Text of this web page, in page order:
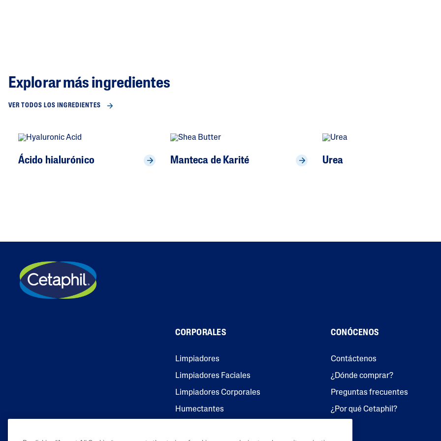
Explorar más ingredientes
VER TODOS LOS INGREDIENTES
Ácido hialurónico Manteca de Karité Urea
CORPORALES
Limpiadores
Limpiadores Faciales
Limpiadores Corporales
Humectantes
CONÓCENOS
Contáctenos
¿Dónde comprar?
Preguntas frecuentes
¿Por qué Cetaphil?